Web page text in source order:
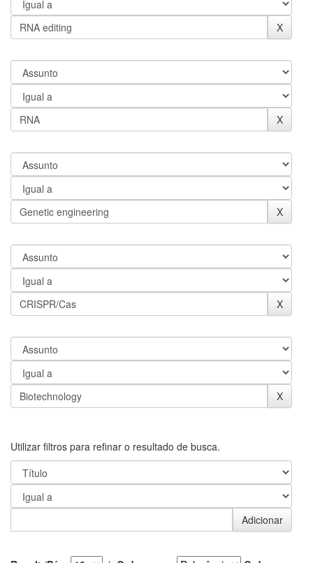
Utilizar filtros para refinar o resultado de busca.